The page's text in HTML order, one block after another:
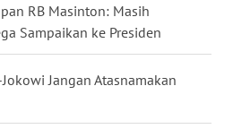
RB Masinton: Masih
Sampaikan ke Presiden
Jangan Atasnamakan